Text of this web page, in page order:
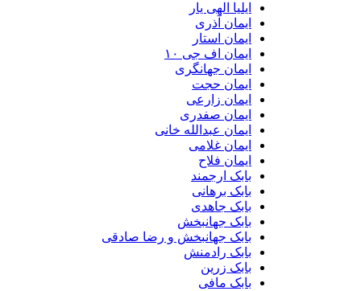
ایلیا الهی یار
ایمان آذری
ایمان استار
ایمان اف جی ۱۰
ایمان جهانگری
ایمان حجت
ایمان زارعی
ایمان صفدری
ایمان عبدالله خانی
ایمان غلامی
ایمان فلاح
بابک ارجمند
بابک برهانی
بابک جاهدی
بابک جهانبخش
بابک جهانبخش و رضا صادقی
بابک رادمنش
بابک زرین
بابک مافی